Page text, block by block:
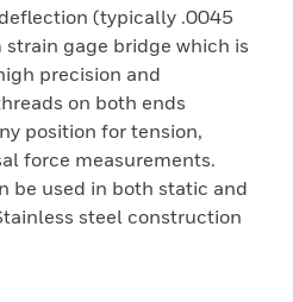
(typically .0045
gage bridge which is
precision and
on both ends
position for tension,
force measurements.
be used in both static and
steel construction